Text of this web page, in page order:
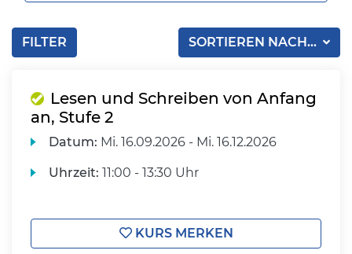
SORTIEREN NACH...
FILTER
Lesen und Schreiben von Anfang
an, Stufe 2
Datum: Mi. 16.09.2026 - Mi. 16.12.2026
Uhrzeit: 11:00 - 13:30 Uhr
KURS MERKEN